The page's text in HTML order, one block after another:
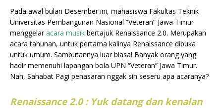
Pada awal bulan Desember ini, mahasiswa Fakultas Teknik
Universitas Pembangunan Nasional “Veteran” Jawa Timur
menggelaracara musik bertajuk Renaissance 2.0. Merupakan
acara tahunan, untuk pertama kalinya Renaissance dibuka
untuk umum. Sambutannya luar biasa! Banyak orang yang
hadir memenuhi lapangan bola UPN “Veteran” Jawa Timur.
Nah, Sahabat Pagi penasaran nggak sih seseru apa acaranya?
Renaissance 2.0 : Yuk datang dan kenalan